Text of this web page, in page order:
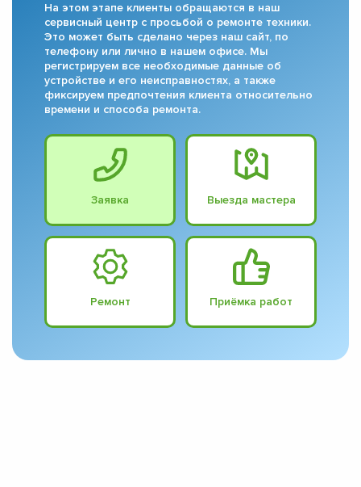
На этом этапе клиенты обращаются в наш
сервисный центр с просьбой о ремонте техники.
Это может быть сделано через наш сайт, по
телефону или лично в нашем офисе. Мы
регистрируем все необходимые данные об
устройстве и его неисправностях, а также
фиксируем предпочтения клиента относительно
времени и способа ремонта.
Заявка Выезда мастера
Ремонт Приёмка работ